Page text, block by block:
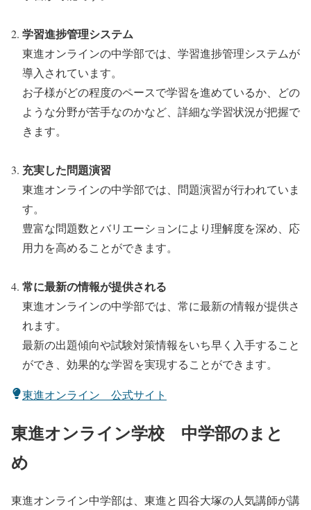
学習進捗管理システム
東進オンラインの中学部では、学習進捗管理システムが
導入されています。
お子様がどの程度のペースで学習を進めているか、どの
ような分野が苦手なのかなど、詳細な学習状況が把握で
きます。
充実した問題演習
東進オンラインの中学部では、問題演習が行われていま
す。
豊富な問題数とバリエーションにより理解度を深め、応
用力を高めることができます。
常に最新の情報が提供される
東進オンラインの中学部では、常に最新の情報が提供さ
れます。
最新の出題傾向や試験対策情報をいち早く入手すること
ができ、効果的な学習を実現することができます。
東進オンライン 公式サイト
東進オンライン学校 中学部のまと
め
東進オンライン中学部は、東進と四谷大塚の人気講師が講